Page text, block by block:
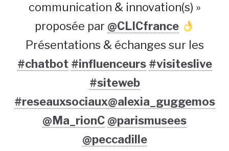
communication & innovation(s) »
proposée par @CLICfrance
Présentations & échanges sur les
#chatbot #influenceurs #visiteslive
#siteweb
#reseauxsociaux@alexia_guggemos
@Ma_rionC @parismusees
@peccadille